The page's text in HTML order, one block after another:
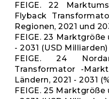
FEIGE. 22
Flyback
Regionen, 2021 und
FEIGE. 23
- 2031 (USD Milliarden)
FEIGE. 24
Transformator -
Ländern, 2021 - 2031
FEIGE. 25